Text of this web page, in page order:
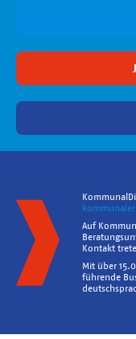
kommunaler
Auf
Kontakt
Mit über
führende